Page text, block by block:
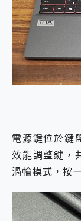
電源鍵位於鍵
效能調整鍵，
渦輪模式，按